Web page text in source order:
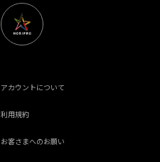
アカウントについて
利用規約
お客さまへのお願い